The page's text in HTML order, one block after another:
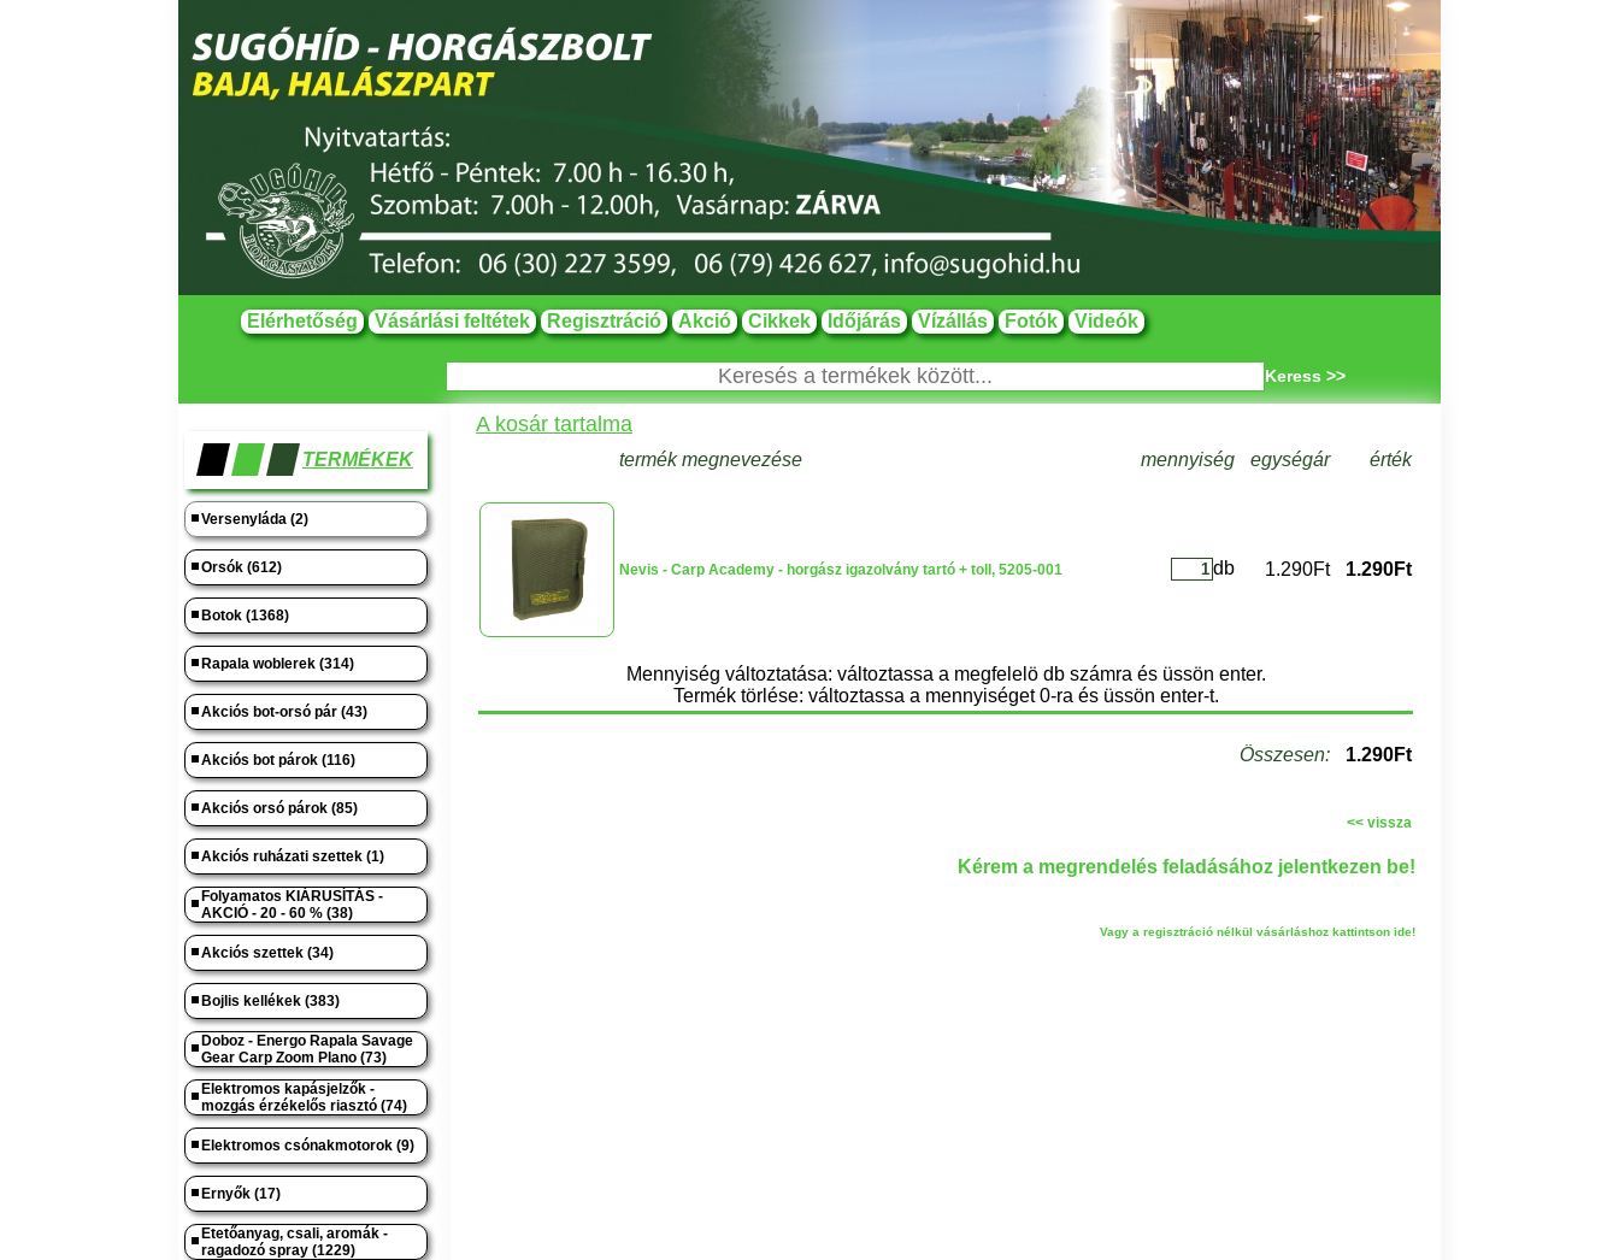
Elérhetőség Vásárlási feltétek Regisztráció Akció Cikkek Időjárás Vízállás Fotók Videók
Keress >>
TERMÉKEK
Versenyláda (2)
Orsók (612)
Botok (1368)
Rapala woblerek (314)
Akciós bot-orsó pár (43)
Akciós bot párok (116)
Akciós orsó párok (85)
Akciós ruházati szettek (1)
Folyamatos KIÁRUSÍTÁS -
AKCIÓ - 20 - 60 % (38)
Akciós szettek (34)
Bojlis kellékek (383)
Doboz - Energo Rapala Savage
Gear Carp Zoom Plano (73)
Elektromos kapásjelzők -
mozgás érzékelős riasztó (74)
Elektromos csónakmotorok (9)
Ernyők (17)
Etetőanyag, csali, aromák -
ragadozó spray (1229)
A kosár tartalma
termék megnevezése mennyiség egységár érték
Nevis - Carp Academy - horgász igazolvány tartó + toll, 5205-001 db 1.290Ft 1.290Ft
Mennyiség változtatása: változtassa a megfelelö db számra és üssön enter.
Termék törlése: változtassa a mennyiséget 0-ra és üssön enter-t.
Összesen: 1.290Ft
<< vissza
Kérem a megrendelés feladásához jelentkezen be!
Vagy a regisztráció nélkül vásárláshoz kattintson ide!